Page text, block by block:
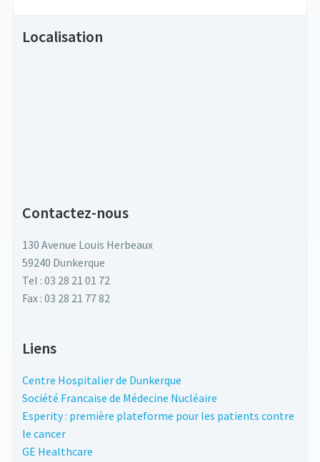
Localisation
Contactez-nous
130 Avenue Louis Herbeaux
59240 Dunkerque
Tel : 03 28 21 01 72
Fax : 03 28 21 77 82
Liens
Centre Hospitalier de Dunkerque
Société Francaise de Médecine Nucléaire
Esperity : première plateforme pour les patients contre
le cancer
GE Healthcare